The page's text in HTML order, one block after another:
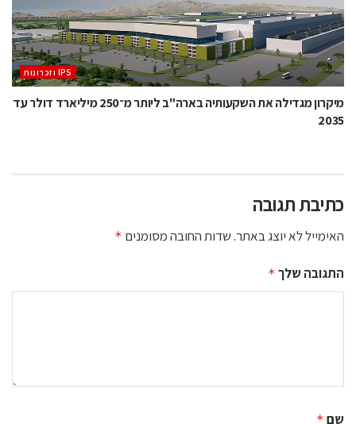
מיקרון מגדילה את השקעותיה בארה"ב ליותר מ־250 מיליארד דולר עד
2035
כתיבת תגובה
האימייל לא יוצג באתר.שדות החובה מסומנים *
התגובה שלך *
שם *